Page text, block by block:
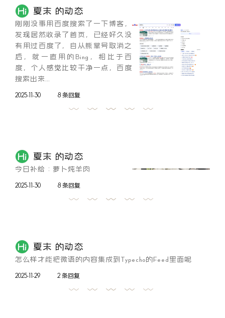
夏末 的动态
刚刚没事用百度搜索了一下博客，
发现居然收录了首页，已经好久没
有用过百度了，自从熊掌号取消之
后，就一直用的Bing，相比于百
度，个人感觉比较干净一点，百度
搜索出来...
2025-11-30 8 条回复
夏末 的动态
今日补给：萝卜炖羊肉
2025-11-30 8 条回复
夏末 的动态
怎么样才能把微语的内容集成到Typecho的Feed里面呢
2025-11-29 2 条回复